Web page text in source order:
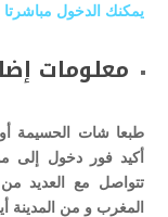
يمكنك الدخول
معلومات
طبعا شات الحسيمة
أكيد فور دخول
تتواصل مع العديد
المغرب و من المدينة